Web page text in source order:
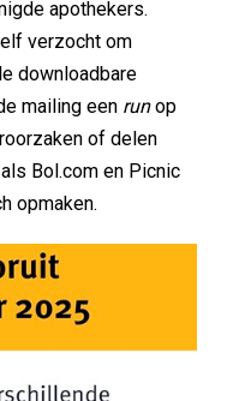
apothekers.
verzocht om
downloadbare
mailing een runop
of delen
Bol.com en Picnic
opmaken.